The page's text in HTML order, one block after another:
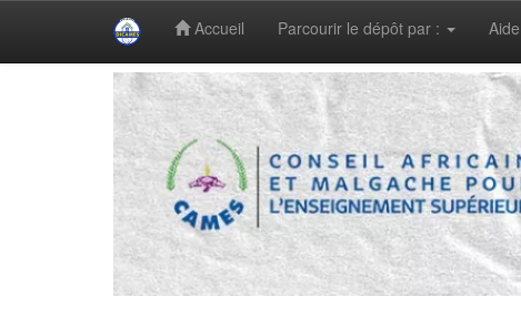
Accueil Parcourir le dépôt par : Aide